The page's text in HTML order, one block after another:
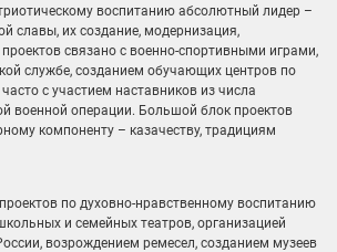
воспитанию абсолютный лидер –
славы, их создание, модернизация,
связано с военно-спортивными играми,
службе, созданием обучающих центров по
с участием наставников из числа
военной операции. Большой блок проектов
компоненту – казачеству, традициям
по духовно-нравственному воспитанию
и семейных театров, организацией
возрождением ремесел, созданием музеев